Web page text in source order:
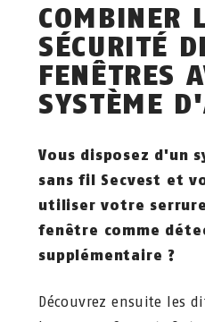
COMBINER
SÉCURITÉ
FENÊTRES
SYSTÈME
Vous disposez d'un
sans fil Secvest et
utiliser votre
fenêtre comme
supplémentaire ?
Découvrez ensuite les